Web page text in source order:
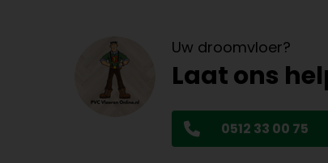
Uw droomvloer?
Laat ons
0512 33 00 75